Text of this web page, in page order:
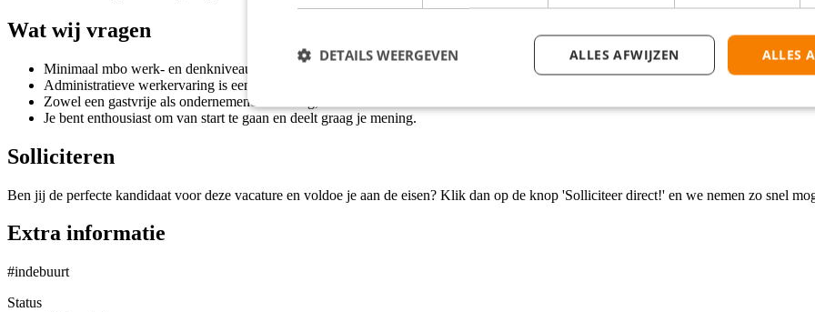
Wat wij vragen
Minimaal mbo werk- en denkniveau;
Administratieve werkervaring is een pré;
Zowel een gastvrije als ondernemende houding;
Je bent enthousiast om van start te gaan en deelt graag je mening.
Solliciteren
Ben jij de perfecte kandidaat voor deze vacature en voldoe je aan de eisen? Klik dan op de knop 'Solliciteer direct!' en we nemen zo snel
Extra informatie
#indebuurt
Status
ALLES
ALLES AFWIJZEN
DETAILS WEERGEVEN